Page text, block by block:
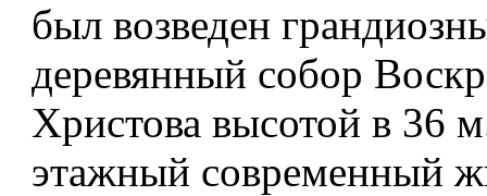
был возведен
деревянный собор
Христова высотой в 36
этажный современный